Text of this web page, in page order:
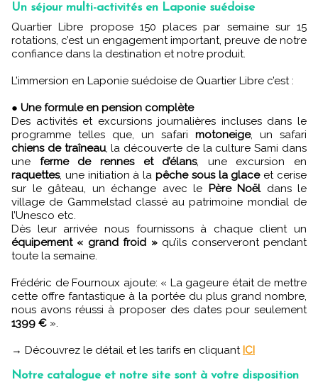
Un séjour multi-activités en Laponie suédoise
Quartier Libre propose 150 places par semaine sur 15
rotations, c’est un engagement important, preuve de notre
confiance dans la destination et notre produit.
L’immersion en Laponie suédoise de Quartier Libre c’est :
● Une formule en pension complète
Des activités et excursions journalières incluses dans le
programme telles que, un safari motoneige, un safari
chiens de traîneau, la découverte de la culture Sami dans
une ferme de rennes et d’élans, une excursion en
raquettes, une initiation à la pêche sous la glaceet cerise
sur le gâteau, un échange avec le Père Noëldans le
village de Gammelstad classé au patrimoine mondial de
l’Unesco etc.
Dès leur arrivée nous fournissons à chaque client un
équipement « grand froid »qu’ils conserveront pendant
toute la semaine.
Frédéric de Fournoux ajoute: « La gageure était de mettre
cette offre fantastique à la portée du plus grand nombre,
nous avons réussi à proposer des dates pour seulement
1399 € ».
→ Découvrez le détail et les tarifs en cliquant ICI
Notre catalogue et notre site sont à votre disposition